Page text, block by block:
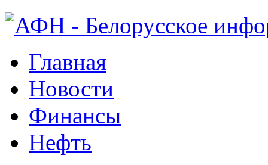
Главная
Новости
Финансы
Нефть